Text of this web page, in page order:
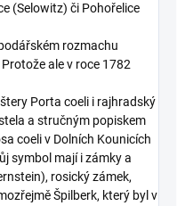
(Selowitz) či Pohořelice
rozmachu
ale v roce 1782
Porta coeli i rajhradský
a stručným popiskem
coeli v Dolních Kounicích
symbol mají i zámky a
rosický zámek,
Špilberk, který byl v